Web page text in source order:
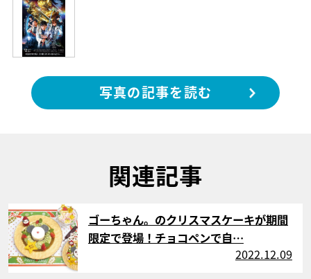
写真の記事を読む
関連記事
ゴーちゃん。のクリスマスケーキが期間
限定で登場！チョコペンで自…
2022.12.09